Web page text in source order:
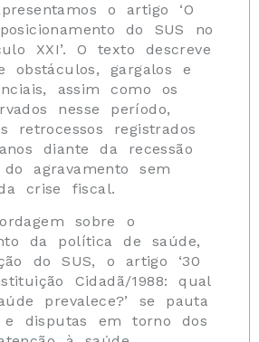
o artigo ‘O
do SUS no
XXI’. O texto descreve
obstáculos, gargalos e
assim como os
nesse período,
retrocessos registrados
diante da recessão
agravamento sem
crise fiscal.
sobre o
da política de saúde,
do SUS, o artigo ‘30
Cidadã/1988: qual
prevalece?’ se pauta
e disputas em torno dos